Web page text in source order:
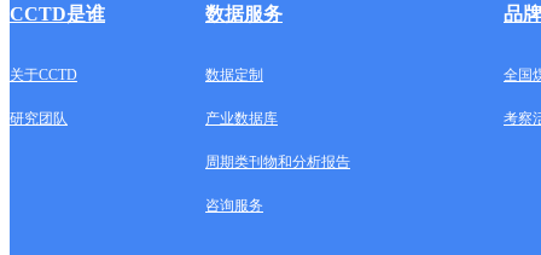
CCTD是谁 数据服务 品
关于CCTD 数据定制 全国
研究团队 产业数据库 考察
周期类刊物和分析报告
咨询服务